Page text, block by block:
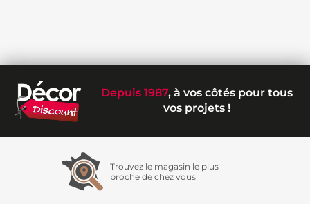
Depuis 1987, à vos côtés pour tous
vos projets !
Trouvez le magasin le plus
proche de chez vous